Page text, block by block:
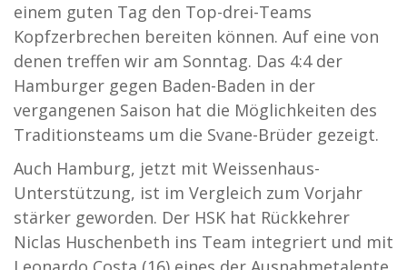
einem guten Tag den Top-drei-Teams
Kopfzerbrechen bereiten können. Auf eine von
denen treffen wir am Sonntag. Das 4:4 der
Hamburger gegen Baden-Baden in der
vergangenen Saison hat die Möglichkeiten des
Traditionsteams um die Svane-Brüder gezeigt.
Auch Hamburg, jetzt mit Weissenhaus-
Unterstützung, ist im Vergleich zum Vorjahr
stärker geworden. Der HSK hat Rückkehrer
Niclas Huschenbeth ins Team integriert und mit